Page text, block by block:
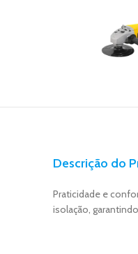
Descrição do
Praticidade e
isolação,